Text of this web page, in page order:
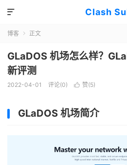
Clash

博客  正文
GLaDOS 机场怎么样？
新评测
2022-04-01 评论(0)  赞(5)
GLaDOS 机场简介